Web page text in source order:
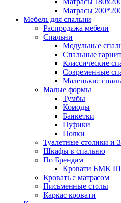
Матрасы
Матрасы
Мебель для спальни
Распродажа мебели
Спальни
Модульные
Спальные
Классические
Современные
Маленькие
Малые формы
Тумбы
Комоды
Банкетки
Пуфики
Полки
Туалетные столики и
Шкафы в спальню
По Брендам
Кровати ВМК
Кровать с матрасом
Письменные столы
Каркас кровати